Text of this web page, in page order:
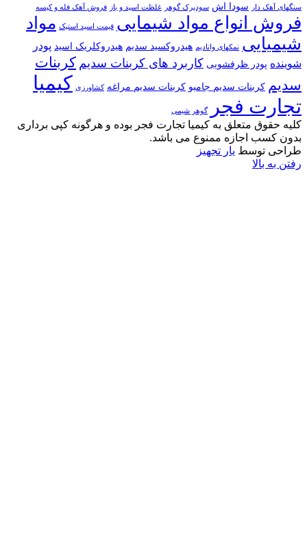
سنگهای آهک دار
سودا اش سودپرک گوهر غلظت اسید و باز فروش آهک فله و کیسه
فروش انواع مواد شیمایی قیمت اسید استیک مواد
شیمیایی نمکهای وانادیم هیدروکسید سدیم هیدروکلریک اسید پودر
شوینده پودر ظرفشویی کاربرد های کربنات سدیم کربنات
سدیم کربنات سدیم جامبو کربنات سدیم مراغه کشاورزی کیمیا
تجارت فجر
گوهر شیمی
کلیه حقوق متعلق به کیمیا تجارت فجر بوده و هرگونه کپی برداری
بدون کسب اجازه ممنوع می باشد.
طراحی توسط یار تجهیز
رفتن به بالا